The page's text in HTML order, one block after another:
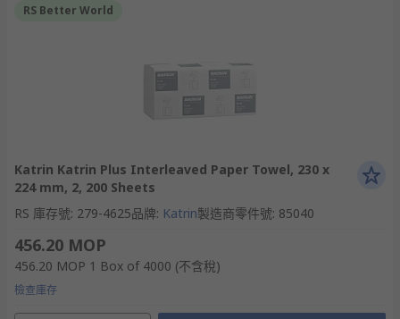
RS Better World
Katrin Katrin Plus Interleaved Paper Towel, 230 x
224 mm, 2, 200 Sheets
RS 庫存號: 279-4625品牌: Katrin製造商零件號: 85040
456.20 MOP
456.20 MOP 1 Box of 4000 (不含稅)
檢查庫存